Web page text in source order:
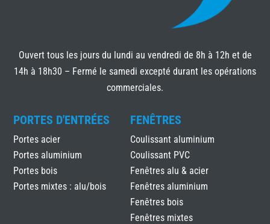
Ouvert tous les jours du lundi au vendredi de 8h à 12h et de
14h à 18h30 – Fermé le samedi excepté durant les opérations
commerciales.
PORTES D'ENTRÉES
Portes acier
Portes aluminium
Portes bois
Portes mixtes : alu/bois
FENÊTRES
Coulissant aluminium
Coulissant PVC
Fenêtres alu & acier
Fenêtres aluminium
Fenêtres bois
Fenêtres mixtes